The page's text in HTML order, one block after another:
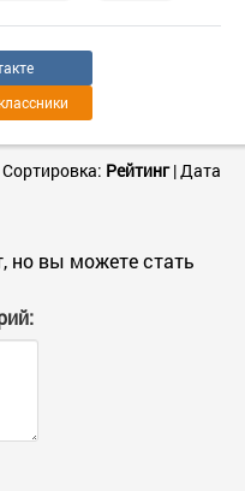
Сортировка: Рейтинг| Дата
но вы можете стать